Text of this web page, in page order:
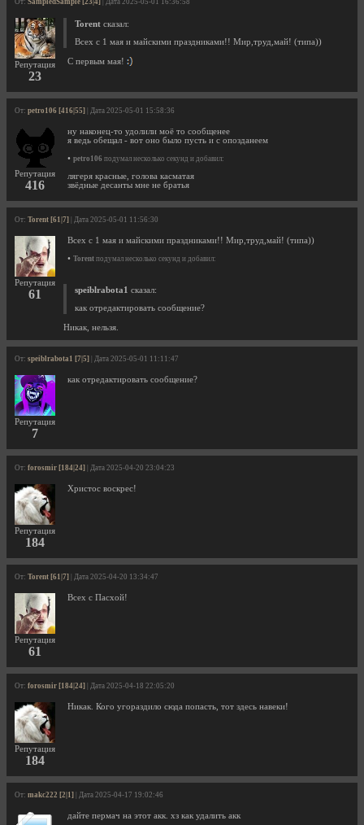
Репутация
23
Torent сказал:
Всех с 1 мая и майскими праздниками!! Мир,труд,май! (типа))
С первым мая!
От: petro106 [416|55] | Дата 2025-05-01 15:58:36
Репутация
416
ну наконец-то удолили моё то сообщенее
я ведь обещал - вот оно было пусть и с опозданеем
• petro106 подумал несколько секунд и добавил:
лягеря красные, голова касматая
звёдные десанты мне не братья
От: Torent [61|7] | Дата 2025-05-01 11:56:30
Репутация
61
Всех с 1 мая и майскими праздниками!! Мир,труд,май! (типа))
• Torent подумал несколько секунд и добавил:
speiblrabota1 сказал:
как отредактировать сообщение?
Никак, нельзя.
От: speiblrabota1 [7|5] | Дата 2025-05-01 11:11:47
Репутация
7
как отредактировать сообщение?
От: forosmir [184|24] | Дата 2025-04-20 23:04:23
Репутация
184
Христос воскрес!
От: Torent [61|7] | Дата 2025-04-20 13:34:47
Репутация
61
Всех с Пасхой!
От: forosmir [184|24] | Дата 2025-04-18 22:05:20
Репутация
184
Никак. Кого угораздило сюда попасть, тот здесь навеки!
От: makc222 [2|1] | Дата 2025-04-17 19:02:46
дайте пермач на этот акк. хз как удалить акк